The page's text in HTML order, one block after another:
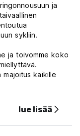
ja
sykliin.
ja toivomme koko
majoitus kaikille
että pääset
täällä meidän
asumaan Sri
kunnia ja ilo, että
lue lisää